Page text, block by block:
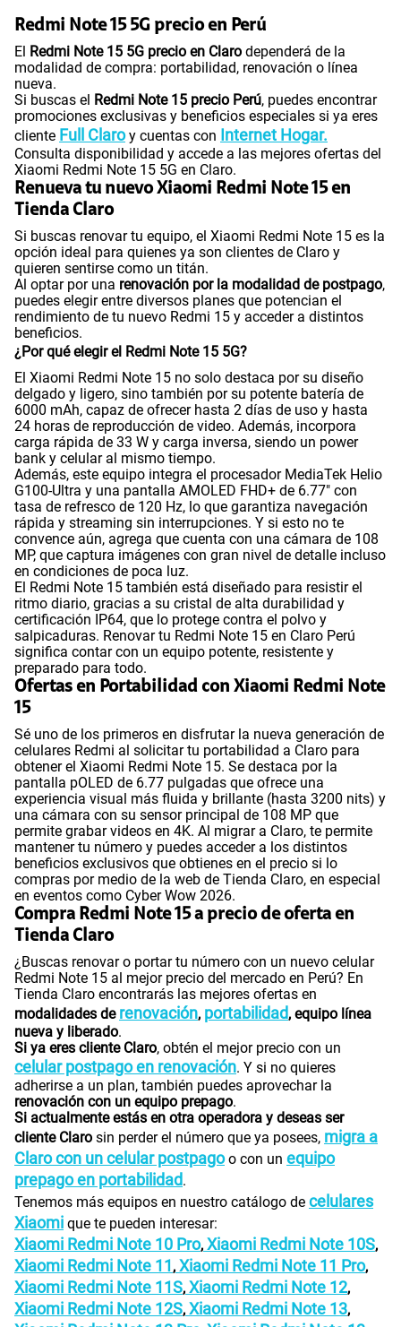
Redmi Note 15 5G precio en Perú
El Redmi Note 15 5G precio en Claro dependerá de la
modalidad de compra: portabilidad, renovación o línea
nueva.
Si buscas el Redmi Note 15 precio Perú, puedes encontrar
promociones exclusivas y beneficios especiales si ya eres
cliente Full Claroy cuentas con Internet Hogar.
Consulta disponibilidad y accede a las mejores ofertas del
Xiaomi Redmi Note 15 5G en Claro.
Renueva tu nuevo Xiaomi Redmi Note 15 en
Tienda Claro
Si buscas renovar tu equipo, el Xiaomi Redmi Note 15 es la
opción ideal para quienes ya son clientes de Claro y
quieren sentirse como un titán.
Al optar por una renovación por la modalidad de postpago,
puedes elegir entre diversos planes que potencian el
rendimiento de tu nuevo Redmi 15 y acceder a distintos
beneficios.
¿Por qué elegir el Redmi Note 15 5G?
El Xiaomi Redmi Note 15 no solo destaca por su diseño
delgado y ligero, sino también por su potente batería de
6000 mAh, capaz de ofrecer hasta 2 días de uso y hasta
24 horas de reproducción de video. Además, incorpora
carga rápida de 33 W y carga inversa, siendo un power
bank y celular al mismo tiempo.
Además, este equipo integra el procesador MediaTek Helio
G100-Ultra y una pantalla AMOLED FHD+ de 6.77" con
tasa de refresco de 120 Hz, lo que garantiza navegación
rápida y streaming sin interrupciones. Y si esto no te
convence aún, agrega que cuenta con una cámara de 108
MP, que captura imágenes con gran nivel de detalle incluso
en condiciones de poca luz.
El Redmi Note 15 también está diseñado para resistir el
ritmo diario, gracias a su cristal de alta durabilidad y
certificación IP64, que lo protege contra el polvo y
salpicaduras. Renovar tu Redmi Note 15 en Claro Perú
significa contar con un equipo potente, resistente y
preparado para todo.
Ofertas en Portabilidad con Xiaomi Redmi Note
15
Sé uno de los primeros en disfrutar la nueva generación de
celulares Redmi al solicitar tu portabilidad a Claro para
obtener el Xiaomi Redmi Note 15. Se destaca por la
pantalla pOLED de 6.77 pulgadas que ofrece una
experiencia visual más fluida y brillante (hasta 3200 nits) y
una cámara con su sensor principal de 108 MP que
permite grabar videos en 4K. Al migrar a Claro, te permite
mantener tu número y puedes acceder a los distintos
beneficios exclusivos que obtienes en el precio si lo
compras por medio de la web de Tienda Claro, en especial
en eventos como Cyber Wow 2026.
Compra Redmi Note 15 a precio de oferta en
Tienda Claro
¿Buscas renovar o portar tu número con un nuevo celular
Redmi Note 15 al mejor precio del mercado en Perú? En
Tienda Claro encontrarás las mejores ofertas en
modalidades de renovación, portabilidad, equipo línea
nueva y liberado.
Si ya eres cliente Claro, obtén el mejor precio con un
celular postpago en renovación. Y si no quieres
adherirse a un plan, también puedes aprovechar la
renovación con un equipo prepago.
Si actualmente estás en otra operadora y deseas ser
cliente Claro sin perder el número que ya posees, migra a
Claro con un celular postpagoo con un equipo
prepago en portabilidad.
Tenemos más equipos en nuestro catálogo de celulares
Xiaomi que te pueden interesar:
Xiaomi Redmi Note 10 Pro, Xiaomi Redmi Note 10S,
Xiaomi Redmi Note 11, Xiaomi Redmi Note 11 Pro,
Xiaomi Redmi Note 11S, Xiaomi Redmi Note 12,
Xiaomi Redmi Note 12S, Xiaomi Redmi Note 13,